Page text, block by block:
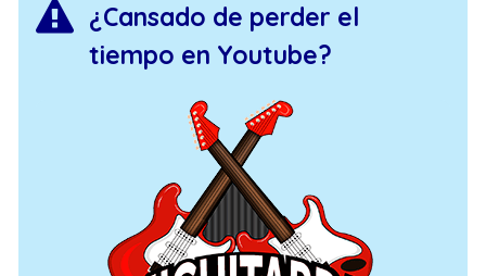
¿Cansado de perder el
tiempo en Youtube?